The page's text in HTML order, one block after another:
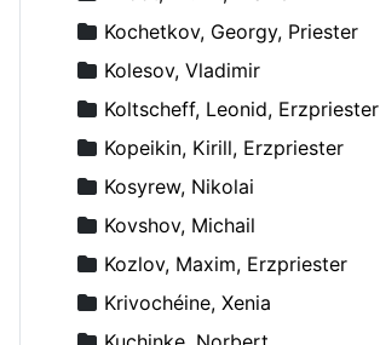
Kochetkov, Georgy, Priester
Kolesov, Vladimir
Koltscheff, Leonid, Erzpriester
Kopeikin, Kirill, Erzpriester
Kosyrew, Nikolai
Kovshov, Michail
Kozlov, Maxim, Erzpriester
Krivochéine, Xenia